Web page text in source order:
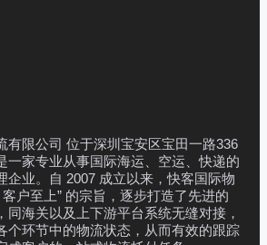
有限公司 位于深圳宝安区宝田一路336
一家专业从事国际海运、空运、快递的
企业。自 2007 成立以来，快客国际物
户至上” 的宗旨，逐步打造了先进的
同海关以及上下游平台系统无缝对接，
个环节中的物流状态，从而有效的跟踪